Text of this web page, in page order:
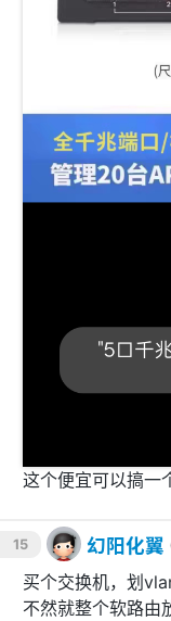
这个便宜可以搞一
15 幻阳化翼
买个交换机，划
不然就整个软路由